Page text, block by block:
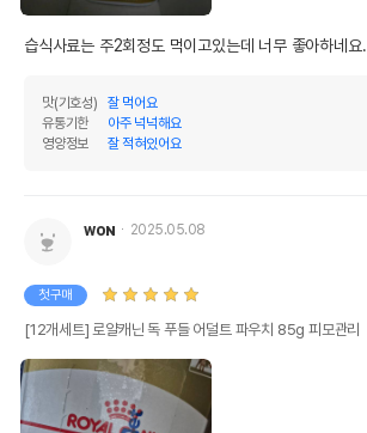
습식사료는 주2회정도 먹이고있는데 너무 좋아하네요.
맛(기호성)
잘 먹어요
유통기한
아주 넉넉해요
영양정보
잘 적혀있어요
ᴡᴏɴ 2025.05.08
첫구매
[12개세트] 로얄캐닌 독 푸들 어덜트 파우치 85g 피모관리